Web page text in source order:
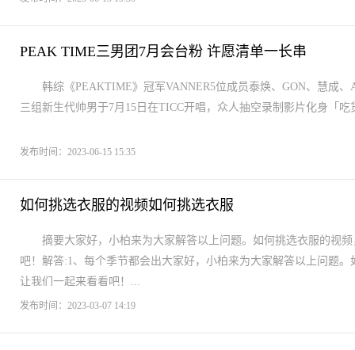
PEAK TIME三男团7月会台粉 许愿清单一长串
韩综《PEAKTIME》冠军VANNER5位成员泰焕、GON、慧成
三组新生代帅男于7月15日在TICC开唱，众人抽空录制影片化身「
发布时间：2023-06-15 15:35
如何挑选衣服的视频如何挑选衣服
摘要大家好，小柏来为大家解答以上问题。如何挑选衣服的视
吧！解答:1、每个季节都会出大家好，小柏来为大家解答以上问题
让我们一起来看看吧！...
发布时间：2023-03-07 14:19